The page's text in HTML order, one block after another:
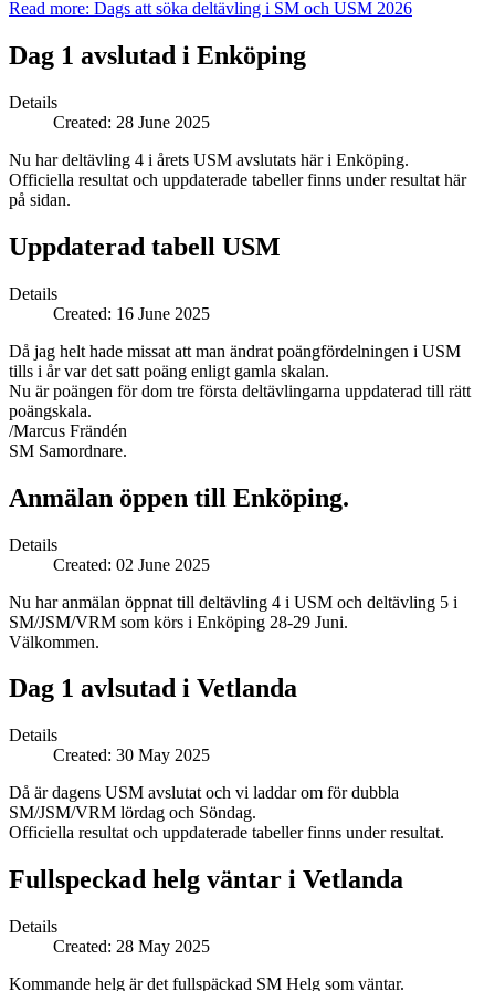
Read more: Dags att söka deltävling i SM och USM 2026
Dag 1 avslutad i Enköping
Details
Created: 28 June 2025
Nu har deltävling 4 i årets USM avslutats här i Enköping.
Officiella resultat och uppdaterade tabeller finns under resultat här
på sidan.
Uppdaterad tabell USM
Details
Created: 16 June 2025
Då jag helt hade missat att man ändrat poängfördelningen i USM
tills i år var det satt poäng enligt gamla skalan.
Nu är poängen för dom tre första deltävlingarna uppdaterad till rätt
poängskala.
/Marcus Frändén
SM Samordnare.
Anmälan öppen till Enköping.
Details
Created: 02 June 2025
Nu har anmälan öppnat till deltävling 4 i USM och deltävling 5 i
SM/JSM/VRM som körs i Enköping 28-29 Juni.
Välkommen.
Dag 1 avlsutad i Vetlanda
Details
Created: 30 May 2025
Då är dagens USM avslutat och vi laddar om för dubbla
SM/JSM/VRM lördag och Söndag.
Officiella resultat och uppdaterade tabeller finns under resultat.
Fullspeckad helg väntar i Vetlanda
Details
Created: 28 May 2025
Kommande helg är det fullspäckad SM Helg som väntar.